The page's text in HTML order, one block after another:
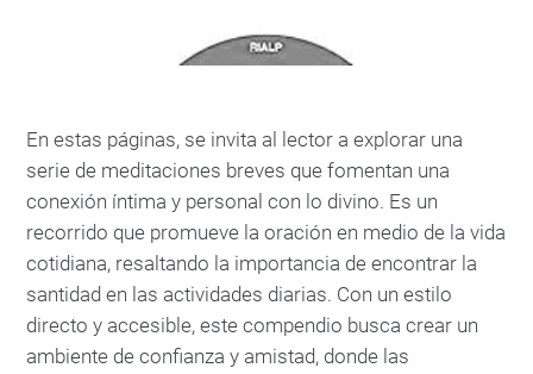
En estas páginas, se invita al lector a explorar una
serie de meditaciones breves que fomentan una
conexión íntima y personal con lo divino. Es un
recorrido que promueve la oración en medio de la vida
cotidiana, resaltando la importancia de encontrar la
santidad en las actividades diarias. Con un estilo
directo y accesible, este compendio busca crear un
ambiente de confianza y amistad, donde las